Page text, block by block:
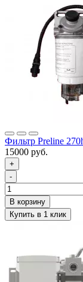
Фильтр Preline
15000 руб.
+
-